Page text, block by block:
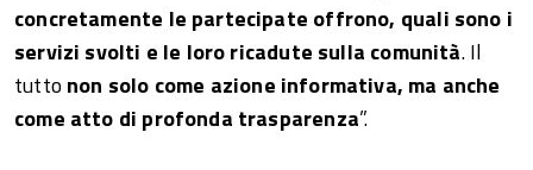
concretamente le partecipate offrono, quali sono i
servizi svolti e le loro ricadute sulla comunità. Il
tutto non solo come azione informativa, ma anche
come atto di profonda trasparenza”.